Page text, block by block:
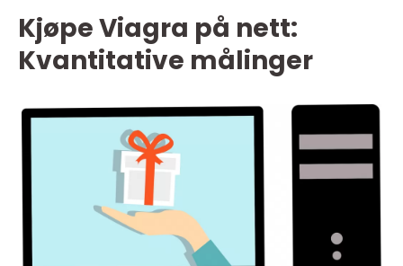
Kjøpe Viagra på nett:
Kvantitative målinger